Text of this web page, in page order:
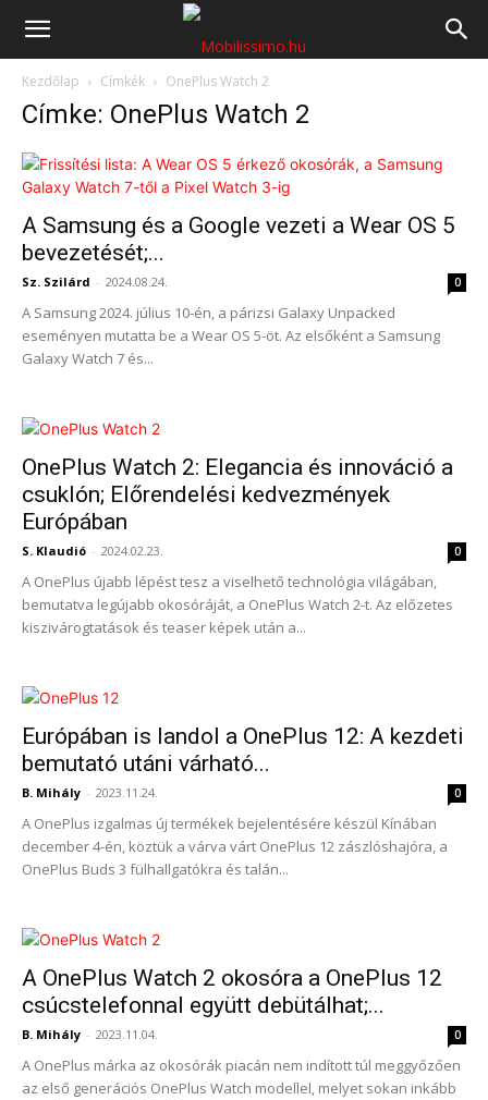
Mobilissimo.hu
Kezdőlap Címkék OnePlus Watch 2
Címke: OnePlus Watch 2
A Samsung és a Google vezeti a Wear OS 5
bevezetését;...
Sz. Szilárd - 2024.08.24. 0
A Samsung 2024. július 10-én, a párizsi Galaxy Unpacked
eseményen mutatta be a Wear OS 5-öt. Az elsőként a Samsung
Galaxy Watch 7 és...
OnePlus Watch 2: Elegancia és innováció a
csuklón; Előrendelési kedvezmények
Európában
S. Klaudió - 2024.02.23. 0
A OnePlus újabb lépést tesz a viselhető technológia világában,
bemutatva legújabb okosóráját, a OnePlus Watch 2-t. Az előzetes
kiszivárogtatások és teaser képek után a...
Európában is landol a OnePlus 12: A kezdeti
bemutató utáni várható...
B. Mihály - 2023.11.24. 0
A OnePlus izgalmas új termékek bejelentésére készül Kínában
december 4-én, köztük a várva várt OnePlus 12 zászlóshajóra, a
OnePlus Buds 3 fülhallgatókra és talán...
A OnePlus Watch 2 okosóra a OnePlus 12
csúcstelefonnal együtt debütálhat;...
B. Mihály - 2023.11.04. 0
A OnePlus márka az okosórák piacán nem indított túl meggyőzően
az első generációs OnePlus Watch modellel, melyet sokan inkább